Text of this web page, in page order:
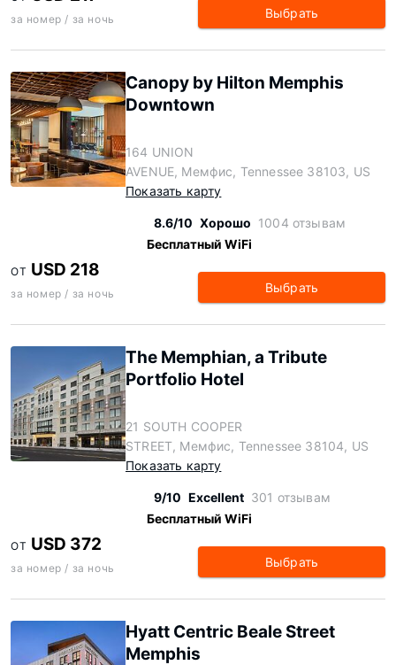
за номер / за ночь Выбрать
Canopy by Hilton Memphis
Downtown
164 UNION
AVENUE, Мемфис, Tennessee 38103, US
Показать карту
8.6/10 Хорошо 1004 отзывам
Бесплатный WiFi
ОТ USD 218
за номер / за ночь Выбрать
The Memphian, a Tribute
Portfolio Hotel
21 SOUTH COOPER
STREET, Мемфис, Tennessee 38104, US
Показать карту
9/10 Excellent 301 отзывам
Бесплатный WiFi
ОТ USD 372
за номер / за ночь Выбрать
Hyatt Centric Beale Street
Memphis